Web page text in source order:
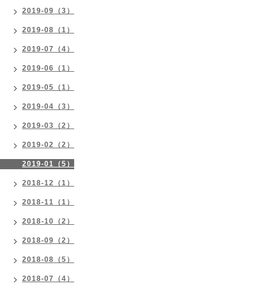
2019-09（3）
2019-08（1）
2019-07（4）
2019-06（1）
2019-05（1）
2019-04（3）
2019-03（2）
2019-02（2）
2019-01（5）
2018-12（1）
2018-11（1）
2018-10（2）
2018-09（2）
2018-08（5）
2018-07（4）